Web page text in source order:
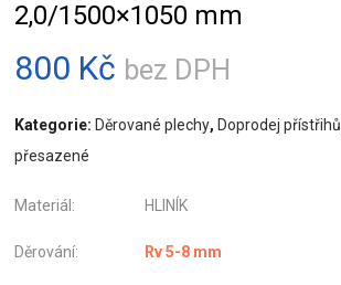
2,0/1500×1050 mm
800 Kč bez DPH
Kategorie: Děrované plechy, Doprodej přístřihů
přesazené
Materiál: HLINÍK
Děrování: Rv 5-8 mm